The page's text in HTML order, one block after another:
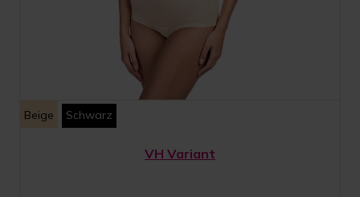
Beige Schwarz
VH Variant